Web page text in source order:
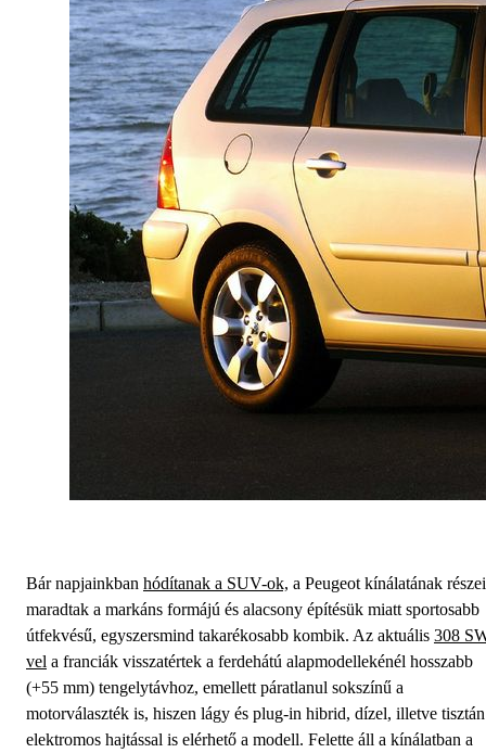
Bár napjainkban hódítanak a SUV-ok, a Peugeot kínálatának részei
maradtak a markáns formájú és alacsony építésük miatt sportosabb
útfekvésű, egyszersmind takarékosabb kombik. Az aktuális 308
vel a franciák visszatértek a ferdehátú alapmodellekénél hosszabb
(+55 mm) tengelytávhoz, emellett páratlanul sokszínű a
motorválaszték is, hiszen lágy és plug-in hibrid, dízel, illetve tisztán
elektromos hajtással is elérhető a modell. Felette áll a kínálatban a